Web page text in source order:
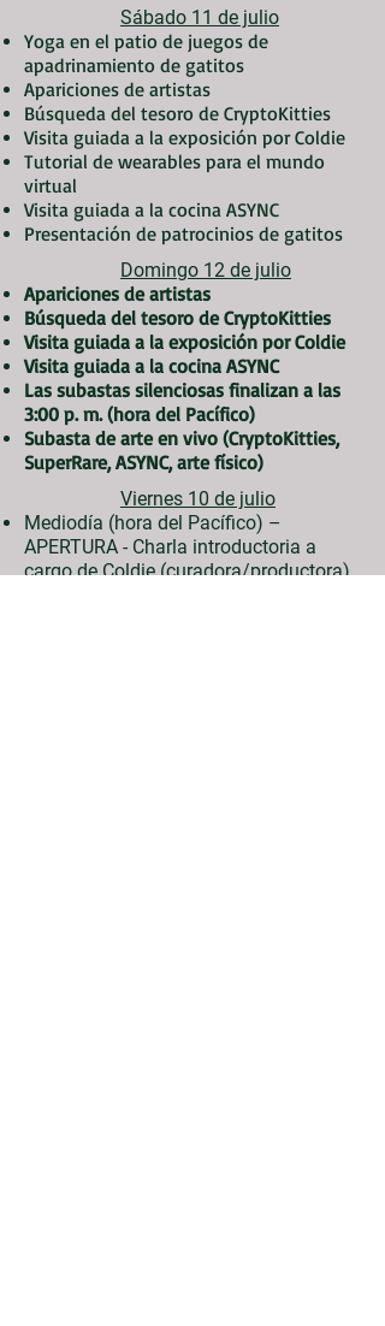
Sábado 11 de julio
Yoga en el patio de juegos de
apadrinamiento de gatitos
Apariciones de artistas
Búsqueda del tesoro de CryptoKitties
Visita guiada a la exposición por Coldie
Tutorial de wearables para el mundo
virtual
Visita guiada a la cocina ASYNC
Presentación de patrocinios de gatitos
Domingo 12 de julio
Apariciones de artistas
Búsqueda del tesoro de CryptoKitties
Visita guiada a la exposición por Coldie
Visita guiada a la cocina ASYNC
Las subastas silenciosas finalizan a las
3:00 p. m. (hora del Pacífico)
Subasta de arte en vivo (CryptoKitties,
SuperRare, ASYNC, arte físico)
Viernes 10 de julio
Mediodía (hora del Pacífico) –
APERTURA - Charla introductoria a
cargo de Coldie (curadora/productora)